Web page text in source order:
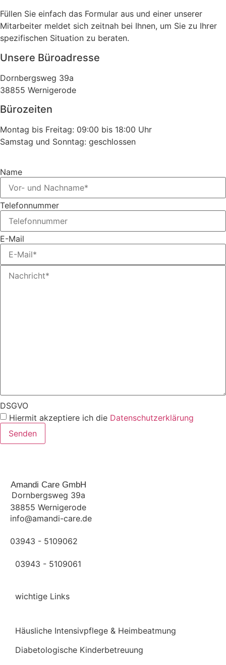
Füllen Sie einfach das Formular aus und einer unserer
Mitarbeiter meldet sich zeitnah bei Ihnen, um Sie zu Ihrer
spezifischen Situation zu beraten.
Unsere Büroadresse
Dornbergsweg 39a
38855 Wernigerode
Bürozeiten
Montag bis Freitag: 09:00 bis 18:00 Uhr
Samstag und Sonntag: geschlossen
Name
Telefonnummer
E-Mail
DSGVO
Hiermit akzeptiere ich die Datenschutzerklärung
Senden
Amandi Care GmbH
Dornbergsweg 39a
38855 Wernigerode
info@amandi-care.de
03943 - 5109062
03943 - 5109061
wichtige Links
Häusliche Intensivpflege & Heimbeatmung
Diabetologische Kinderbetreuung